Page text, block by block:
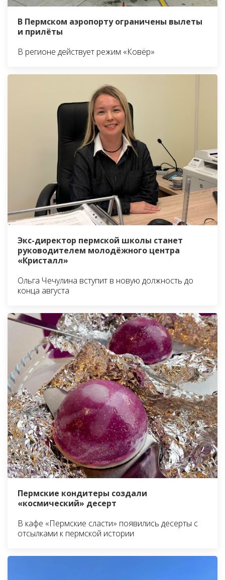
В Пермском аэропорту ограничены вылеты
и прилёты
В регионе действует режим «Ковёр»
Экс-директор пермской школы станет
руководителем молодёжного центра
«Кристалл»
Ольга Чечулина вступит в новую должность до
конца августа
Пермские кондитеры создали
«космический» десерт
В кафе «Пермские сласти» появились десерты с
отсылками к пермской истории